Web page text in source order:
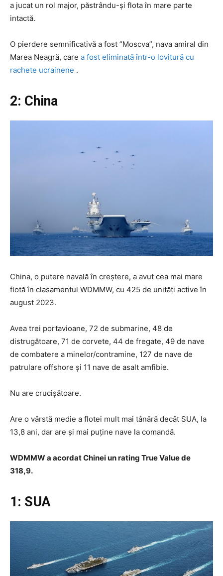
a jucat un rol major, păstrându-și flota în mare parte
intactă.
O pierdere semnificativă a fost ”Moscva”, nava amiral din
Marea Neagră, care a fost eliminată într-o lovitură cu
rachete ucrainene .
2: China
China, o putere navală în creștere, a avut cea mai mare
flotă în clasamentul WDMMW, cu 425 de unități active în
august 2023.
Avea trei portavioane, 72 de submarine, 48 de
distrugătoare, 71 de corvete, 44 de fregate, 49 de nave
de combatere a minelor/contramine, 127 de nave de
patrulare offshore și 11 nave de asalt amfibie.
Nu are crucișătoare.
Are o vârstă medie a flotei mult mai tânără decât SUA, la
13,8 ani, dar are și mai puține nave la comandă.
WDMMW a acordat Chinei un rating True Value de
318,9.
1: SUA